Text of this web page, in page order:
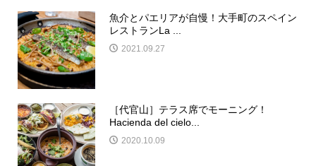
魚介とパエリアが自慢！大手町のスペイン
レストランLa ...
2021.09.27
［代官山］テラス席でモーニング！
Hacienda del cielo...
2020.10.09